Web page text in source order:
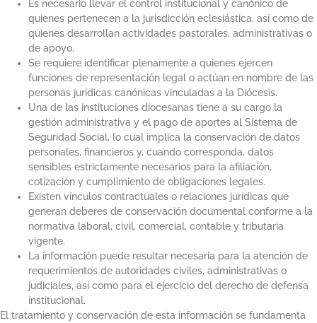
Es necesario llevar el control institucional y canónico de
quienes pertenecen a la jurisdicción eclesiástica, así como de
quienes desarrollan actividades pastorales, administrativas o
de apoyo.
Se requiere identificar plenamente a quienes ejercen
funciones de representación legal o actúan en nombre de las
personas jurídicas canónicas vinculadas a la Diócesis.
Una de las instituciones diocesanas tiene a su cargo la
gestión administrativa y el pago de aportes al Sistema de
Seguridad Social, lo cual implica la conservación de datos
personales, financieros y, cuando corresponda, datos
sensibles estrictamente necesarios para la afiliación,
cotización y cumplimiento de obligaciones legales.
Existen vínculos contractuales o relaciones jurídicas que
generan deberes de conservación documental conforme a la
normativa laboral, civil, comercial, contable y tributaria
vigente.
La información puede resultar necesaria para la atención de
requerimientos de autoridades civiles, administrativas o
judiciales, así como para el ejercicio del derecho de defensa
institucional.
El tratamiento y conservación de esta información se fundamenta